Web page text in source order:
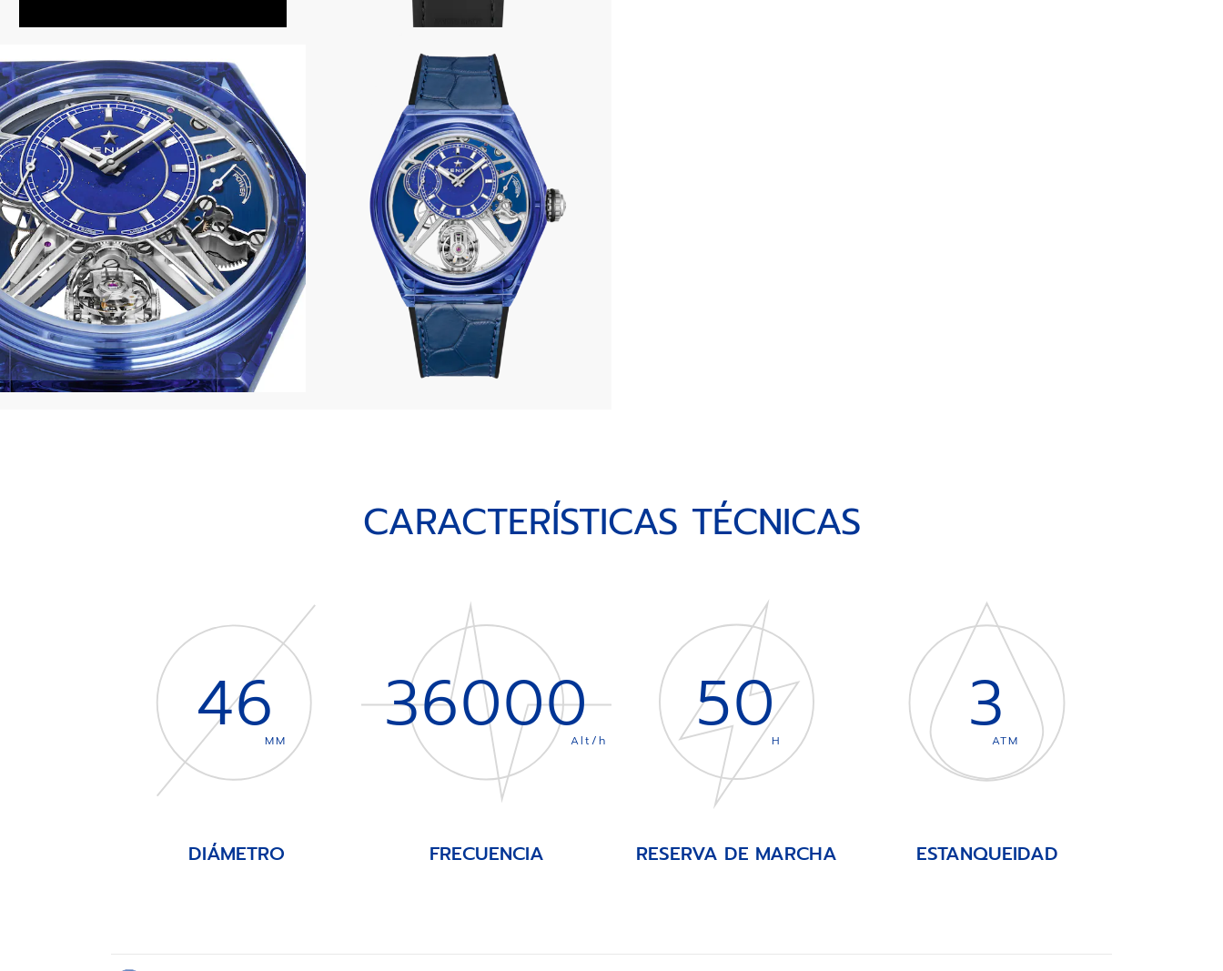
CARACTERÍSTICAS TÉCNICAS
46MM
DIÁMETRO
36000Alt/h
FRECUENCIA
50H
RESERVA DE MARCHA
3ATM
ESTANQUEIDAD